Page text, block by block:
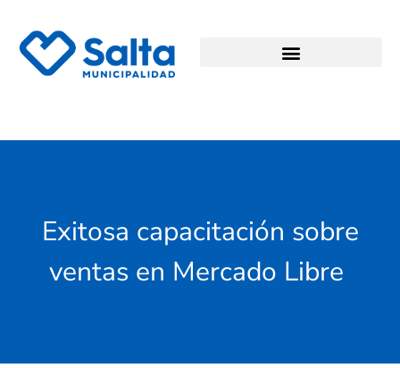
Exitosa capacitación sobre
ventas en Mercado Libre